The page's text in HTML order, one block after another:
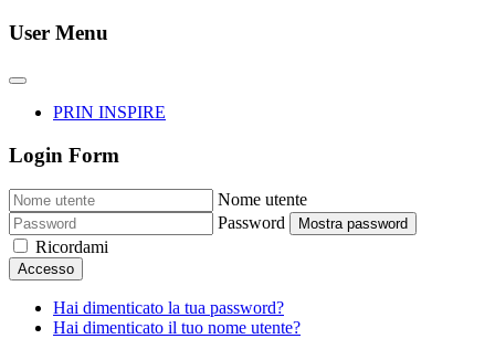
User Menu
PRIN INSPIRE
Login Form
Nome utente
Password
Mostra password
Ricordami
Accesso
Hai dimenticato la tua password?
Hai dimenticato il tuo nome utente?